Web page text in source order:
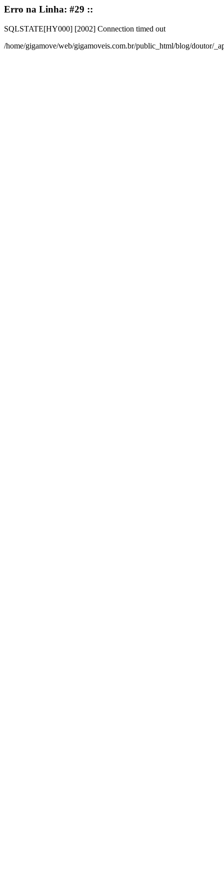
Erro na Linha: #29 ::
SQLSTATE[HY000] [2002] Connection timed out
/home/gigamove/web/gigamoveis.com.br/public_html/blog/doutor/